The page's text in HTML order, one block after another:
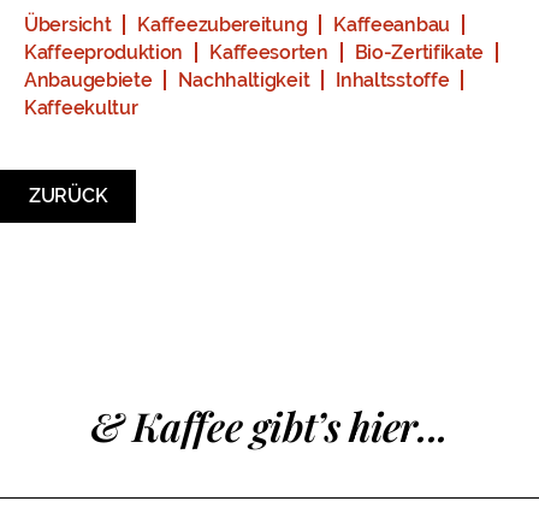
Übersicht Kaffeezubereitung
Kaffeeanbau
Kaffeeproduktion
Kaffeesorten
Bio-Zertifikate
Anbaugebiete
Nachhaltigkeit
Inhaltsstoffe
Kaffeekultur
ZURÜCK
& Kaffee gibt’s hier...